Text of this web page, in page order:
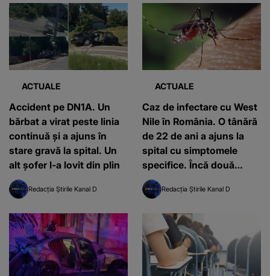
ACTUALE
Accident pe DN1A. Un
bărbat a virat peste linia
continuă și a ajuns în
stare gravă la spital. Un
alt șofer l-a lovit din plin
Redacția Știrile Kanal D
ACTUALE
Caz de infectare cu West
Nile în România. O tânără
de 22 de ani a ajuns la
spital cu simptomele
specifice. Încă două
cazuri ridică semne de
îngrijorare
Redacția Știrile Kanal D